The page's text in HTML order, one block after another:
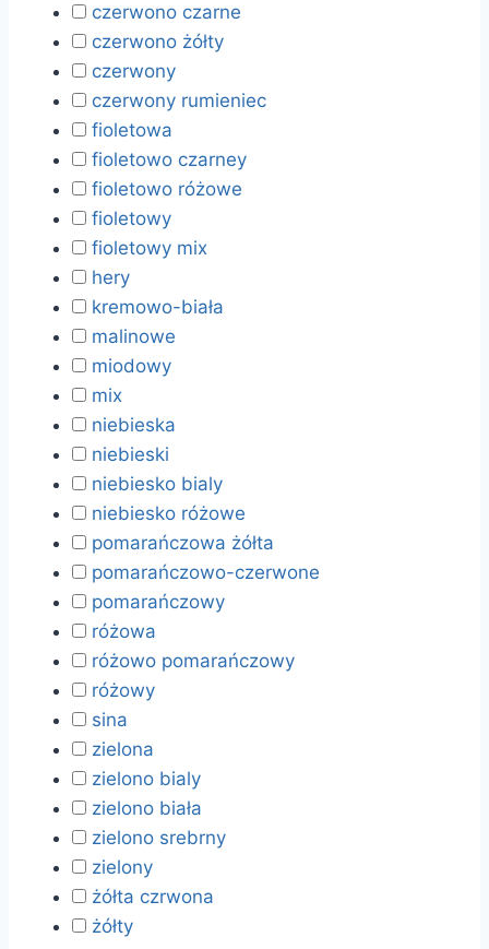
czerwono czarne
czerwono żółty
czerwony
czerwony rumieniec
fioletowa
fioletowo czarney
fioletowo różowe
fioletowy
fioletowy mix
hery
kremowo-biała
malinowe
miodowy
mix
niebieska
niebieski
niebiesko bialy
niebiesko różowe
pomarańczowa żółta
pomarańczowo-czerwone
pomarańczowy
różowa
różowo pomarańczowy
różowy
sina
zielona
zielono bialy
zielono biała
zielono srebrny
zielony
żółta czrwona
żółty